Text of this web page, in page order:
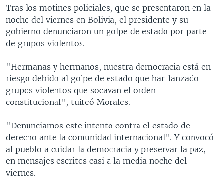
Tras los motines policiales, que se presentaron en la
noche del viernes en Bolivia, el presidente y su
gobierno denunciaron un golpe de estado por parte
de grupos violentos.
"Hermanas y hermanos, nuestra democracia está en
riesgo debido al golpe de estado que han lanzado
grupos violentos que socavan el orden
constitucional", tuiteó Morales.
"Denunciamos este intento contra el estado de
derecho ante la comunidad internacional". Y convocó
al pueblo a cuidar la democracia y preservar la paz,
en mensajes escritos casi a la media noche del
viernes.